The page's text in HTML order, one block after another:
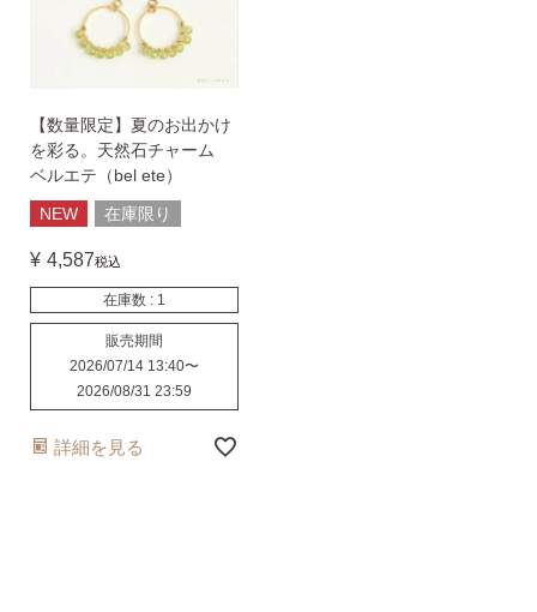
【数量限定】夏のお出かけ
を彩る。天然石チャーム
ベルエテ（bel ete）
NEW
在庫限り
¥ 4,587税込
在庫数 1
販売期間
2026/07/14 13:40〜
2026/08/31 23:59
詳細を見る